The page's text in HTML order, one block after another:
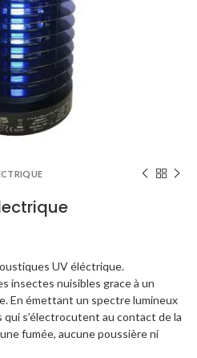
UV éléctrique.
insectes nuisibles grace à un
En émettant un spectre lumineux
s’électrocutent au contact de la
fumée, aucune poussière ni